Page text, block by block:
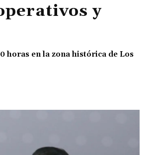
y
horas en la zona histórica de Los